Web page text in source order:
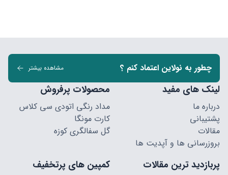
چطور به نولاین اعتماد کنم ؟ مشاهده بیشتر
لینک های مفید
درباره ما
پشتیبانی
مقالات
بروزرسانی ها و آپدیت ها
محصولات پرفروش
مداد رنگی اتودی سی کلاس
کارت مونگا
گل سفالگری کوزه
پربازدید ترین مقالات کمپین های پرتخفیف